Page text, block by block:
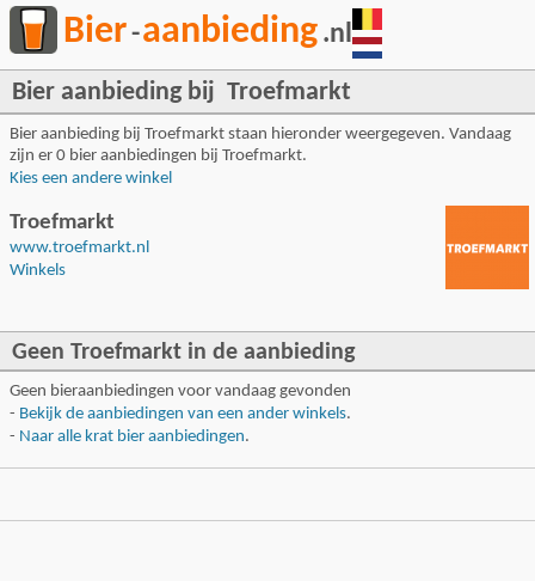
Bier-aanbieding .nl
Bier aanbieding bij Troefmarkt
Bier aanbieding bij Troefmarkt staan hieronder weergegeven. Vandaag
zijn er 0 bier aanbiedingen bij Troefmarkt.
Kies een andere winkel
Troefmarkt
www.troefmarkt.nl
Winkels
Geen Troefmarkt in de aanbieding
Geen bieraanbiedingen voor vandaag gevonden
- Bekijk de aanbiedingen van een ander winkels.
- Naar alle krat bier aanbiedingen.